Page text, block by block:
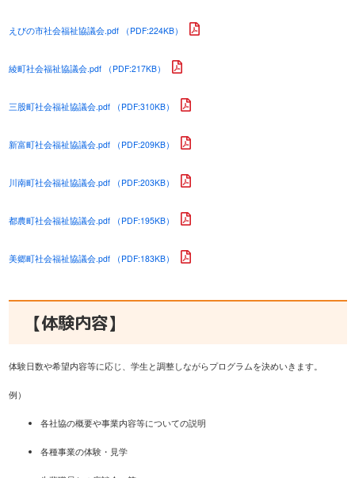
えびの市社会福祉協議会.pdf （PDF:224KB）
綾町社会福祉協議会.pdf （PDF:217KB）
三股町社会福祉協議会.pdf （PDF:310KB）
新富町社会福祉協議会.pdf （PDF:209KB）
川南町社会福祉協議会.pdf （PDF:203KB）
都農町社会福祉協議会.pdf （PDF:195KB）
美郷町社会福祉協議会.pdf （PDF:183KB）
【体験内容】
体験日数や希望内容等に応じ、学生と調整しながらプログラムを決めいきます。
例）
各社協の概要や事業内容等についての説明
各種事業の体験・見学